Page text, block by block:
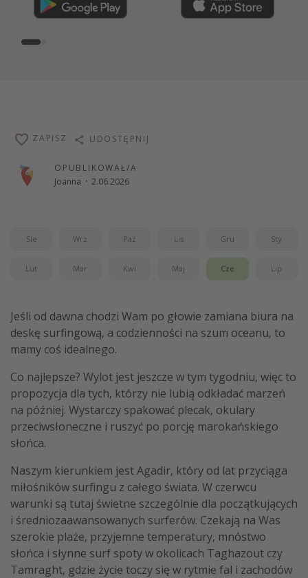
OPUBLIKOWAŁ/A
Joanna · 2.06.2026
ZAPISZ UDOSTĘPNIJ
Sie Wrz Paź Lis Gru Sty
Lut Mar Kwi Maj Cze Lip
Jeśli od dawna chodzi Wam po głowie zamiana biura na
deskę surfingową, a codzienności na szum oceanu, to
mamy coś idealnego.
Co najlepsze? Wylot jest jeszcze w tym tygodniu, więc to
propozycja dla tych, którzy nie lubią odkładać marzeń
na później. Wystarczy spakować plecak, okulary
przeciwsłoneczne i ruszyć po porcję marokańskiego
słońca.
Naszym kierunkiem jest Agadir, który od lat przyciąga
miłośników surfingu z całego świata. W czerwcu
warunki są tutaj świetne szczególnie dla początkujących
i średniozaawansowanych surferów. Czekają na Was
szerokie plaże, przyjemne temperatury, mnóstwo
słońca i słynne surf spoty w okolicach Taghazout czy
Tamraght, gdzie życie toczy się w rytmie fal i zachodów